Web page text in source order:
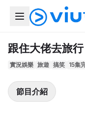
跟住大佬去旅行
實況娛樂 旅遊 搞笑 15集
節目介紹